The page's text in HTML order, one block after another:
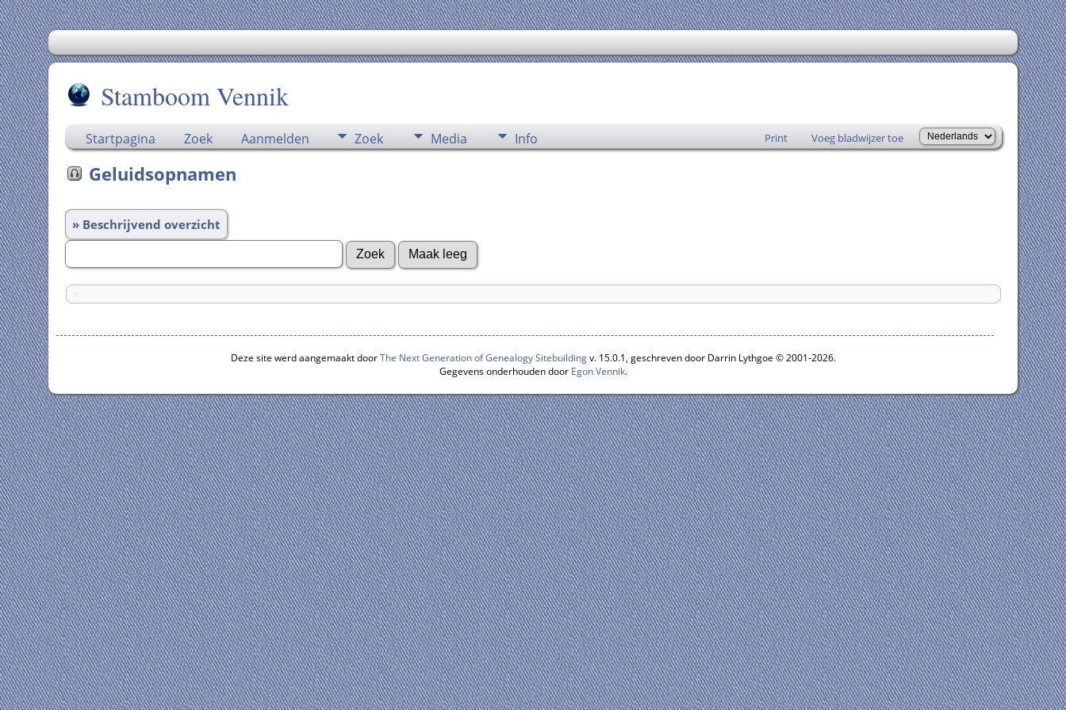
Stamboom Vennik
Startpagina Zoek Aanmelden Zoek Media Info Print Voeg bladwijzer toe
Geluidsopnamen
» Beschrijvend overzicht
Deze site werd aangemaakt doorThe Next Generation of Genealogy Sitebuildingv. 15.0.1, geschreven door Darrin Lythgoe © 2001-2026.
Gegevens onderhouden door Egon Vennik.